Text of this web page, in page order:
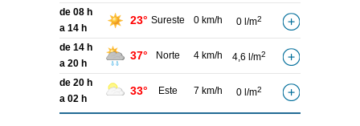
de 08 h
a 14 h
23° Sureste 0 km/h 0 l/m2
de 14 h
a 20 h
37° Norte 4 km/h 4,6 l/m2
de 20 h
a 02 h
33° Este 7 km/h 0 l/m2